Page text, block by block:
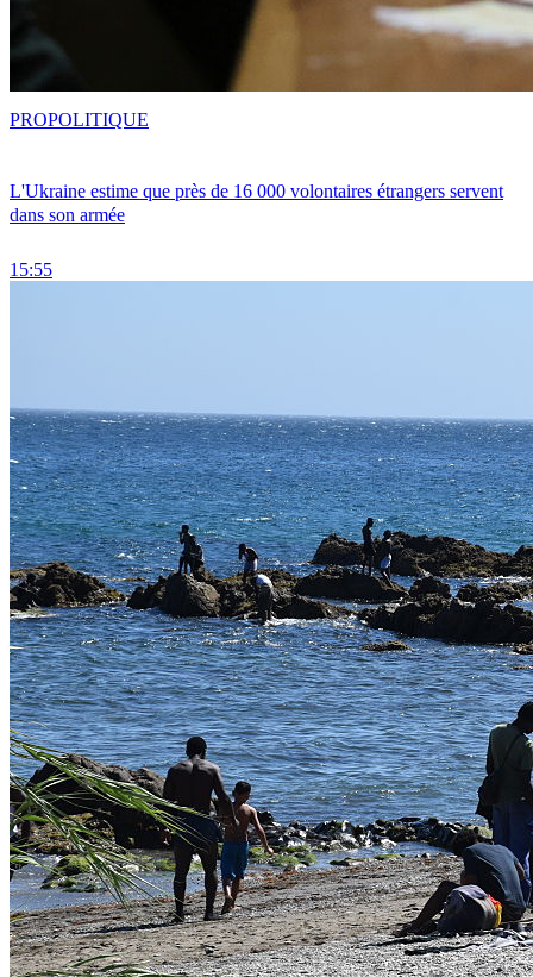
L'Ukraine estime que près de 16 000 volontaires étrangers servent
dans son armée
15:55
PROPOLITIQUE